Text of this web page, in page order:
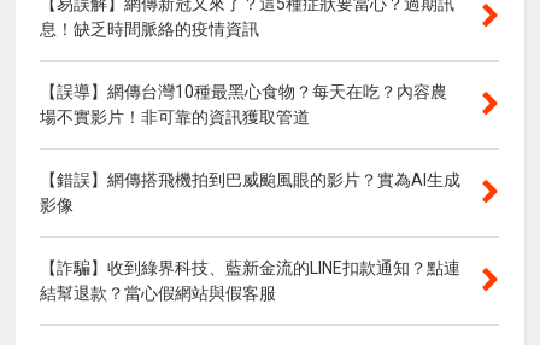
【易誤解】網傳新冠又來了？這5種症狀要當心？過期訊
息！缺乏時間脈絡的疫情資訊
【誤導】網傳台灣10種最黑心食物？每天在吃？內容農
場不實影片！非可靠的資訊獲取管道
【錯誤】網傳搭飛機拍到巴威颱風眼的影片？實為AI生成
影像
【詐騙】收到綠界科技、藍新金流的LINE扣款通知？點連
結幫退款？當心假網站與假客服